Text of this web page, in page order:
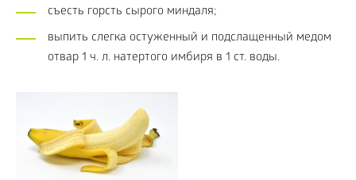
съесть горсть сырого миндаля;
выпить слегка остуженный и подслащенный медом
отвар 1 ч. л. натертого имбиря в 1 ст. воды.